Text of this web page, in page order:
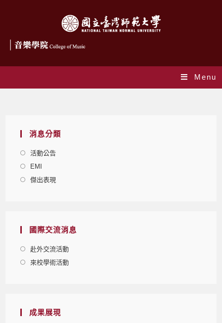
Menu
消息分類
活動公告
EMI
傑出表現
國際交流消息
赴外交流活動
來校學術活動
成果展現